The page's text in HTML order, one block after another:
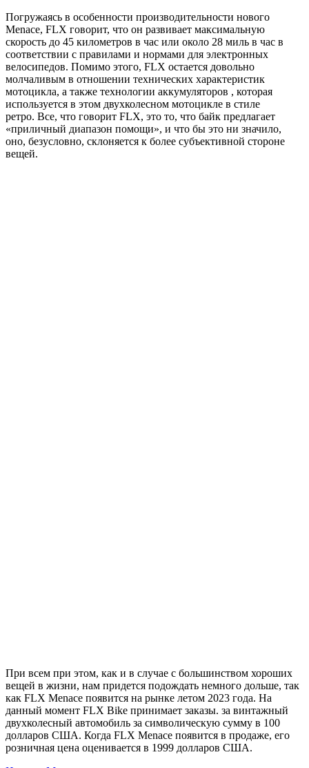
Погружаясь в особенности производительности нового
Menace, FLX говорит, что он развивает максимальную
скорость до 45 километров в час или около 28 миль в час в
соответствии с правилами и нормами для электронных
велосипедов. Помимо этого, FLX остается довольно
молчаливым в отношении технических характеристик
мотоцикла, а также технологии аккумуляторов , которая
используется в этом двухколесном мотоцикле в стиле
ретро. Все, что говорит FLX, это то, что байк предлагает
«приличный диапазон помощи», и что бы это ни значило,
оно, безусловно, склоняется к более субъективной стороне
вещей.
При всем при этом, как и в случае с большинством хороших
вещей в жизни, нам придется подождать немного дольше, так
как FLX Menace появится на рынке летом 2023 года. На
данный момент FLX Bike принимает заказы. за винтажный
двухколесный автомобиль за символическую сумму в 100
долларов США. Когда FLX Menace появится в продаже, его
розничная цена оценивается в 1999 долларов США.